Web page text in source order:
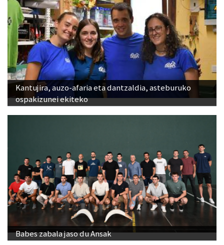
Kantujira, auzo-afaria eta dantzaldia, asteburuko
ospakizunei ekiteko
Babes zabala jaso du Ansak